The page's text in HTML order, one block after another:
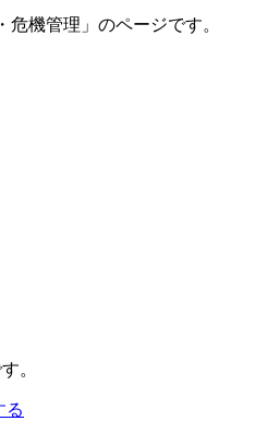
危機管理」のページです。
。
る